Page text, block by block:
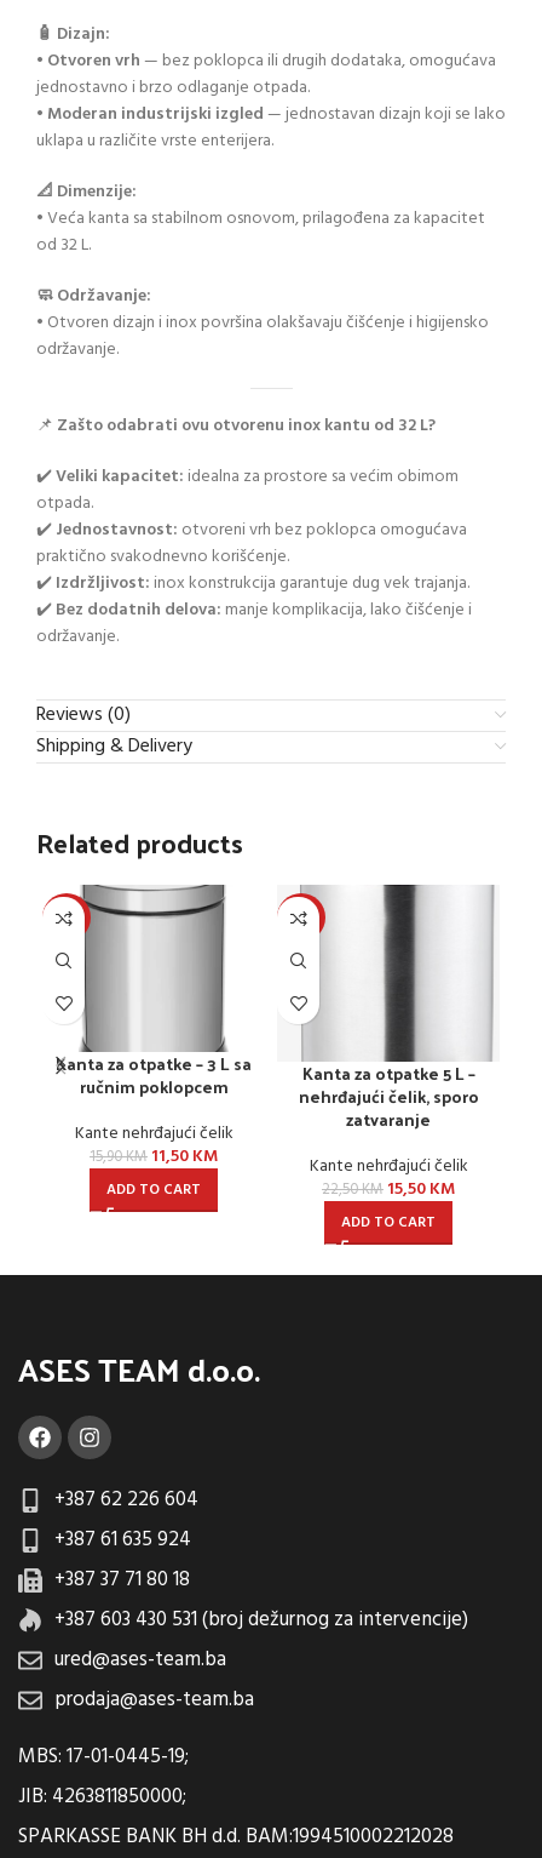
🧴 Dizajn:
• Otvoren vrh— bez poklopca ili drugih dodataka, omogućava
jednostavno i brzo odlaganje otpada.
• Moderan industrijski izgled— jednostavan dizajn koji se lako
uklapa u različite vrste enterijera.
📐 Dimenzije:
• Veća kanta sa stabilnom osnovom, prilagođena za kapacitet
od 32 L.
🧼 Održavanje:
• Otvoren dizajn i inox površina olakšavaju čišćenje i higijensko
održavanje.
📌 Zašto odabrati ovu otvorenu inox kantu od 32 L?
✔️Veliki kapacitet: idealna za prostore sa većim obimom
otpada.
✔️Jednostavnost: otvoreni vrh bez poklopca omogućava
praktično svakodnevno korišćenje.
✔️Izdržljivost: inox konstrukcija garantuje dug vek trajanja.
✔️Bez dodatnih delova: manje komplikacija, lako čišćenje i
održavanje.
Reviews (0)
Shipping & Delivery
Related products
-28%
Kanta za otpatke – 3 L sa
ručnim poklopcem
Kante nehrđajući čelik
15,90KM 11,50KM
ADD TO CART
-31%
Kanta za otpatke 5 L –
nehrđajući čelik, sporo
zatvaranje
Kante nehrđajući čelik
22,50KM 15,50KM
ADD TO CART
ASES TEAM d.o.o.
+387 62 226 604
+387 61 635 924
+387 37 71 80 18
+387 603 430 531 (broj dežurnog za intervencije)
ured@ases-team.ba
prodaja@ases-team.ba
MBS: 17-01-0445-19;
JIB: 4263811850000;
SPARKASSE BANK BH d.d. BAM:1994510002212028